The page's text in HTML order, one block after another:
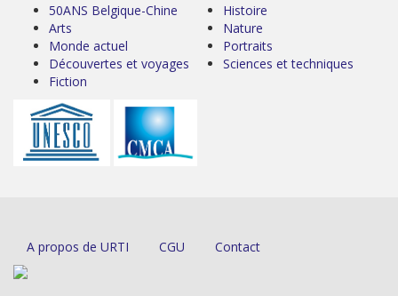
50ANS Belgique-Chine
Arts
Monde actuel
Découvertes et voyages
Fiction
Histoire
Nature
Portraits
Sciences et techniques
A propos de URTI CGU Contact